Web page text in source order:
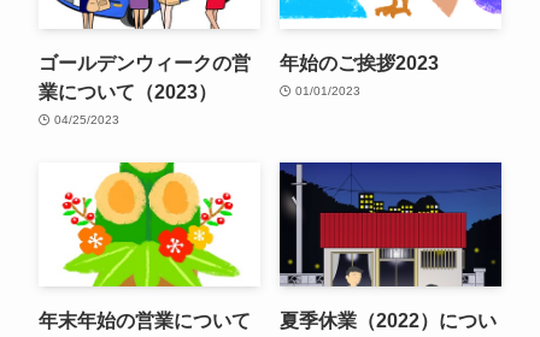
ゴールデンウィークの営
業について（2023）
04/25/2023
年始のご挨拶2023
01/01/2023
年末年始の営業について
夏季休業（2022）につい